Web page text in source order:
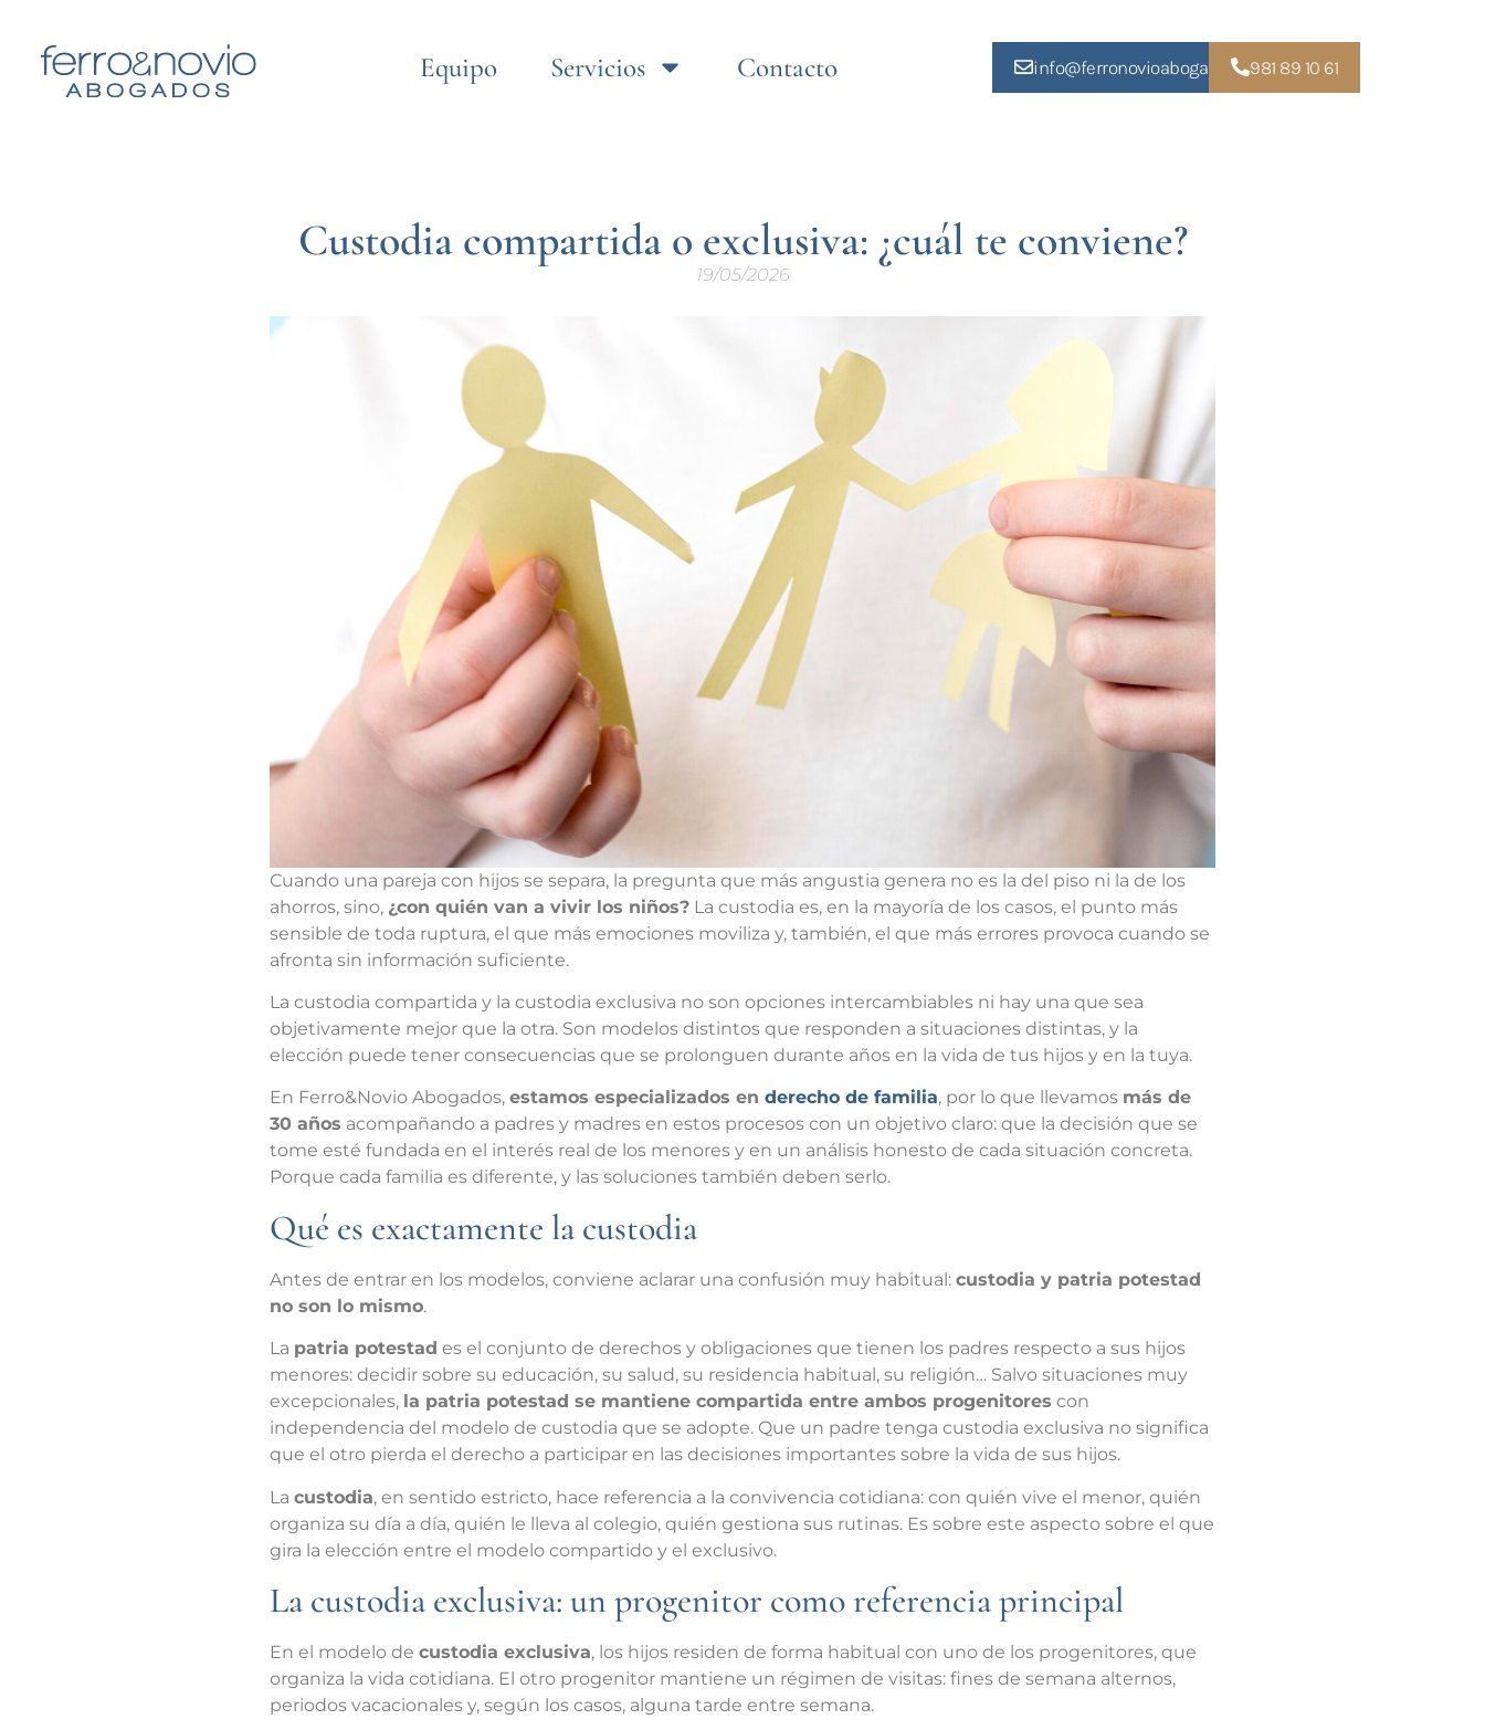
Equipo Servicios Contacto info@ferronovioabogados.com981 89 10 61
Custodia compartida o exclusiva: ¿cuál te conviene?
19/05/2026
Cuando una pareja con hijos se separa, la pregunta que más angustia genera no es la del piso ni la de los
ahorros, sino, ¿con quién van a vivir los niños? La custodia es, en la mayoría de los casos, el punto más
sensible de toda ruptura, el que más emociones moviliza y, también, el que más errores provoca cuando se
afronta sin información suficiente.
La custodia compartida y la custodia exclusiva no son opciones intercambiables ni hay una que sea
objetivamente mejor que la otra. Son modelos distintos que responden a situaciones distintas, y la
elección puede tener consecuencias que se prolonguen durante años en la vida de tus hijos y en la tuya.
En Ferro&Novio Abogados, estamos especializados en derecho de familia, por lo que llevamos más de
30 años acompañando a padres y madres en estos procesos con un objetivo claro: que la decisión que se
tome esté fundada en el interés real de los menores y en un análisis honesto de cada situación concreta.
Porque cada familia es diferente, y las soluciones también deben serlo.
Qué es exactamente la custodia
Antes de entrar en los modelos, conviene aclarar una confusión muy habitual: custodia y patria potestad
no son lo mismo.
La patria potestad es el conjunto de derechos y obligaciones que tienen los padres respecto a sus hijos
menores: decidir sobre su educación, su salud, su residencia habitual, su religión… Salvo situaciones muy
excepcionales, la patria potestad se mantiene compartida entre ambos progenitores con
independencia del modelo de custodia que se adopte. Que un padre tenga custodia exclusiva no significa
que el otro pierda el derecho a participar en las decisiones importantes sobre la vida de sus hijos.
La custodia, en sentido estricto, hace referencia a la convivencia cotidiana: con quién vive el menor, quién
organiza su día a día, quién le lleva al colegio, quién gestiona sus rutinas. Es sobre este aspecto sobre el que
gira la elección entre el modelo compartido y el exclusivo.
La custodia exclusiva: un progenitor como referencia principal
En el modelo de custodia exclusiva, los hijos residen de forma habitual con uno de los progenitores, que
organiza la vida cotidiana. El otro progenitor mantiene un régimen de visitas: fines de semana alternos,
periodos vacacionales y, según los casos, alguna tarde entre semana.